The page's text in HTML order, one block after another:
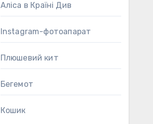
Аліса в Країні Див
Instagram-фотоапарат
Плюшевий кит
Бегемот
Кошик